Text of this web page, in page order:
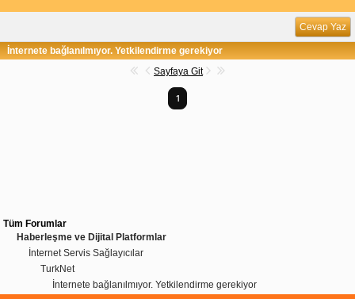
Cevap Yaz
İnternete bağlanılmıyor. Yetkilendirme gerekiyor
Sayfaya Git
1
Tüm Forumlar
Haberleşme ve Dijital Platformlar
İnternet Servis Sağlayıcılar
TurkNet
İnternete bağlanılmıyor. Yetkilendirme gerekiyor